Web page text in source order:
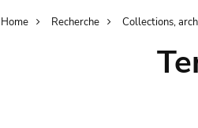
Breadcrumb
Home Recherche Collections,